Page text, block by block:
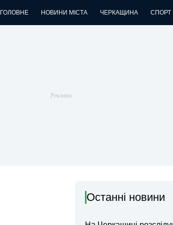
ГОЛОВНЕ НОВИНИ МІСТА ЧЕРКАЩИНА СПОРТ
Останні новини